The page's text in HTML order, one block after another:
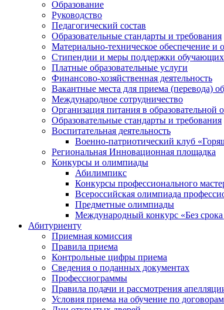
Образование
Руководство
Педагогический состав
Образовательные стандарты и требования
Материально-техническое обеспечение и
Стипендии и меры поддержки
Платные образовательные услуги
Финансово-хозяйственная деятельность
Вакантные места для приема (перевода)
Международное сотрудничество
Организация питания в образовательной
Образовательные стандарты и требования
Воспитательная деятельность
Военно-патриотический клуб
Региональная Инновационная площадка
Конкурсы и олимпиады
Абилимпикс
Конкурсы профессионального
Всероссийская олимпиада
Предметные олимпиады
Международный конкурс «Без срока
Абитуриенту
Приемная комиссия
Правила приема
Контрольные цифры приема
Сведения о поданных документах
Профессиограммы
Правила подачи и рассмотрения
Условия приема на обучение по